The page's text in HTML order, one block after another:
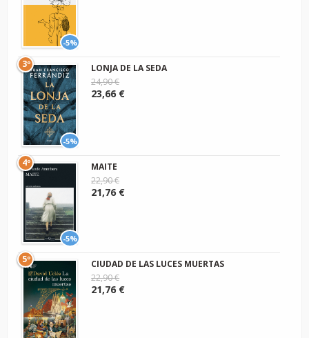
-5%
-5%
3º
LONJA DE LA SEDA
24,90 €
23,66 €
-5%
4º
MAITE
22,90 €
21,76 €
5º
CIUDAD DE LAS LUCES MUERTAS
22,90 €
21,76 €